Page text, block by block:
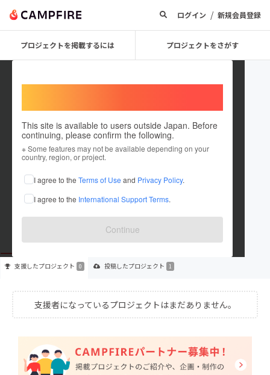
ログイン / 新規会員登録
プロジェクトを掲載するには プロジェクトをさがす
This site is available to users outside Japan. Before
continuing, please confirm the following.
※ Some features may not be available depending on your
country, region, or project.
I agree to the Terms of Use and Privacy Policy.
I agree to the International Support Terms.
Continue
Ai Koike2
これまでに1件のプロジェクトを投稿しています
在住国：未設定
出身国：未設定
支援したプロジェクト 0 投稿したプロジェクト 1
支援者になっているプロジェクトはまだありません。